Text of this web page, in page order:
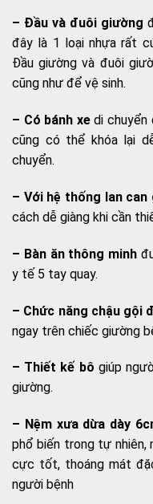
– Đầu và đuôi giường
đây là 1 loại nhựa rất
Đầu giường và đuôi
cũng như để vệ sinh.
– Có bánh xedi chuyển
cũng có thể khóa lại
chuyển.
– Với hệ thống lan can
cách dễ giàng khi cần
– Bàn ăn thông minh
y tế 5 tay quay.
– Chức năng chậu gội
ngay trên chiếc giường
– Thiết kế bô giúp
giường.
– Nệm xưa dừa dày
phổ biến trong tự nhiên,
cực tốt, thoáng mát
người bệnh